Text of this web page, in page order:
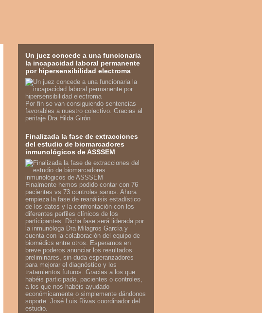
Un juez concede a una funcionaria
la incapacidad laboral permanente
por hipersensibilidad electroma
Por fin se van consiguiendo sentencias
favorables a nuestro colectivo. Gracias al
peritaje Dra Hilda Girón
Finalizada la fase de extracciones
del estudio de biomarcadores
inmunológicos de ASSSEM
Finalmente hemos podido contar con 76
pacientes vs 73 controles sanos. Ahora
empieza la fase de reanálisis estadístico
de los datos y la confrontación con los
diferentes perfiles clínicos de los
participantes. Dicha fase será liderada por
la inmunóloga Dra Milagros García y
cuenta con la colaboración del equipo de
biomédics entre otros. Esperamos en
breve poderos anunciar los resultados
preliminares, sin duda esperanzadores
para mejorar el diagnóstico y los
tratamientos futuros. Gracias a los que
habéis participado, pacientes o controles,
a los que nos habéis ayudado
económicamente o simplemente dándonos
soporte. José Luis Rivas coordinador del
estudio.